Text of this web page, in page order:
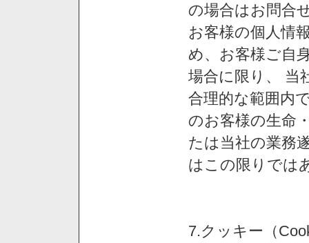
の場合はお問合
お客様の個人情
め、お客様ご自
場合に限り、 当
合理的な範囲内
のお客様の生命
たは当社の業務
はこの限りでは
7.クッキー（